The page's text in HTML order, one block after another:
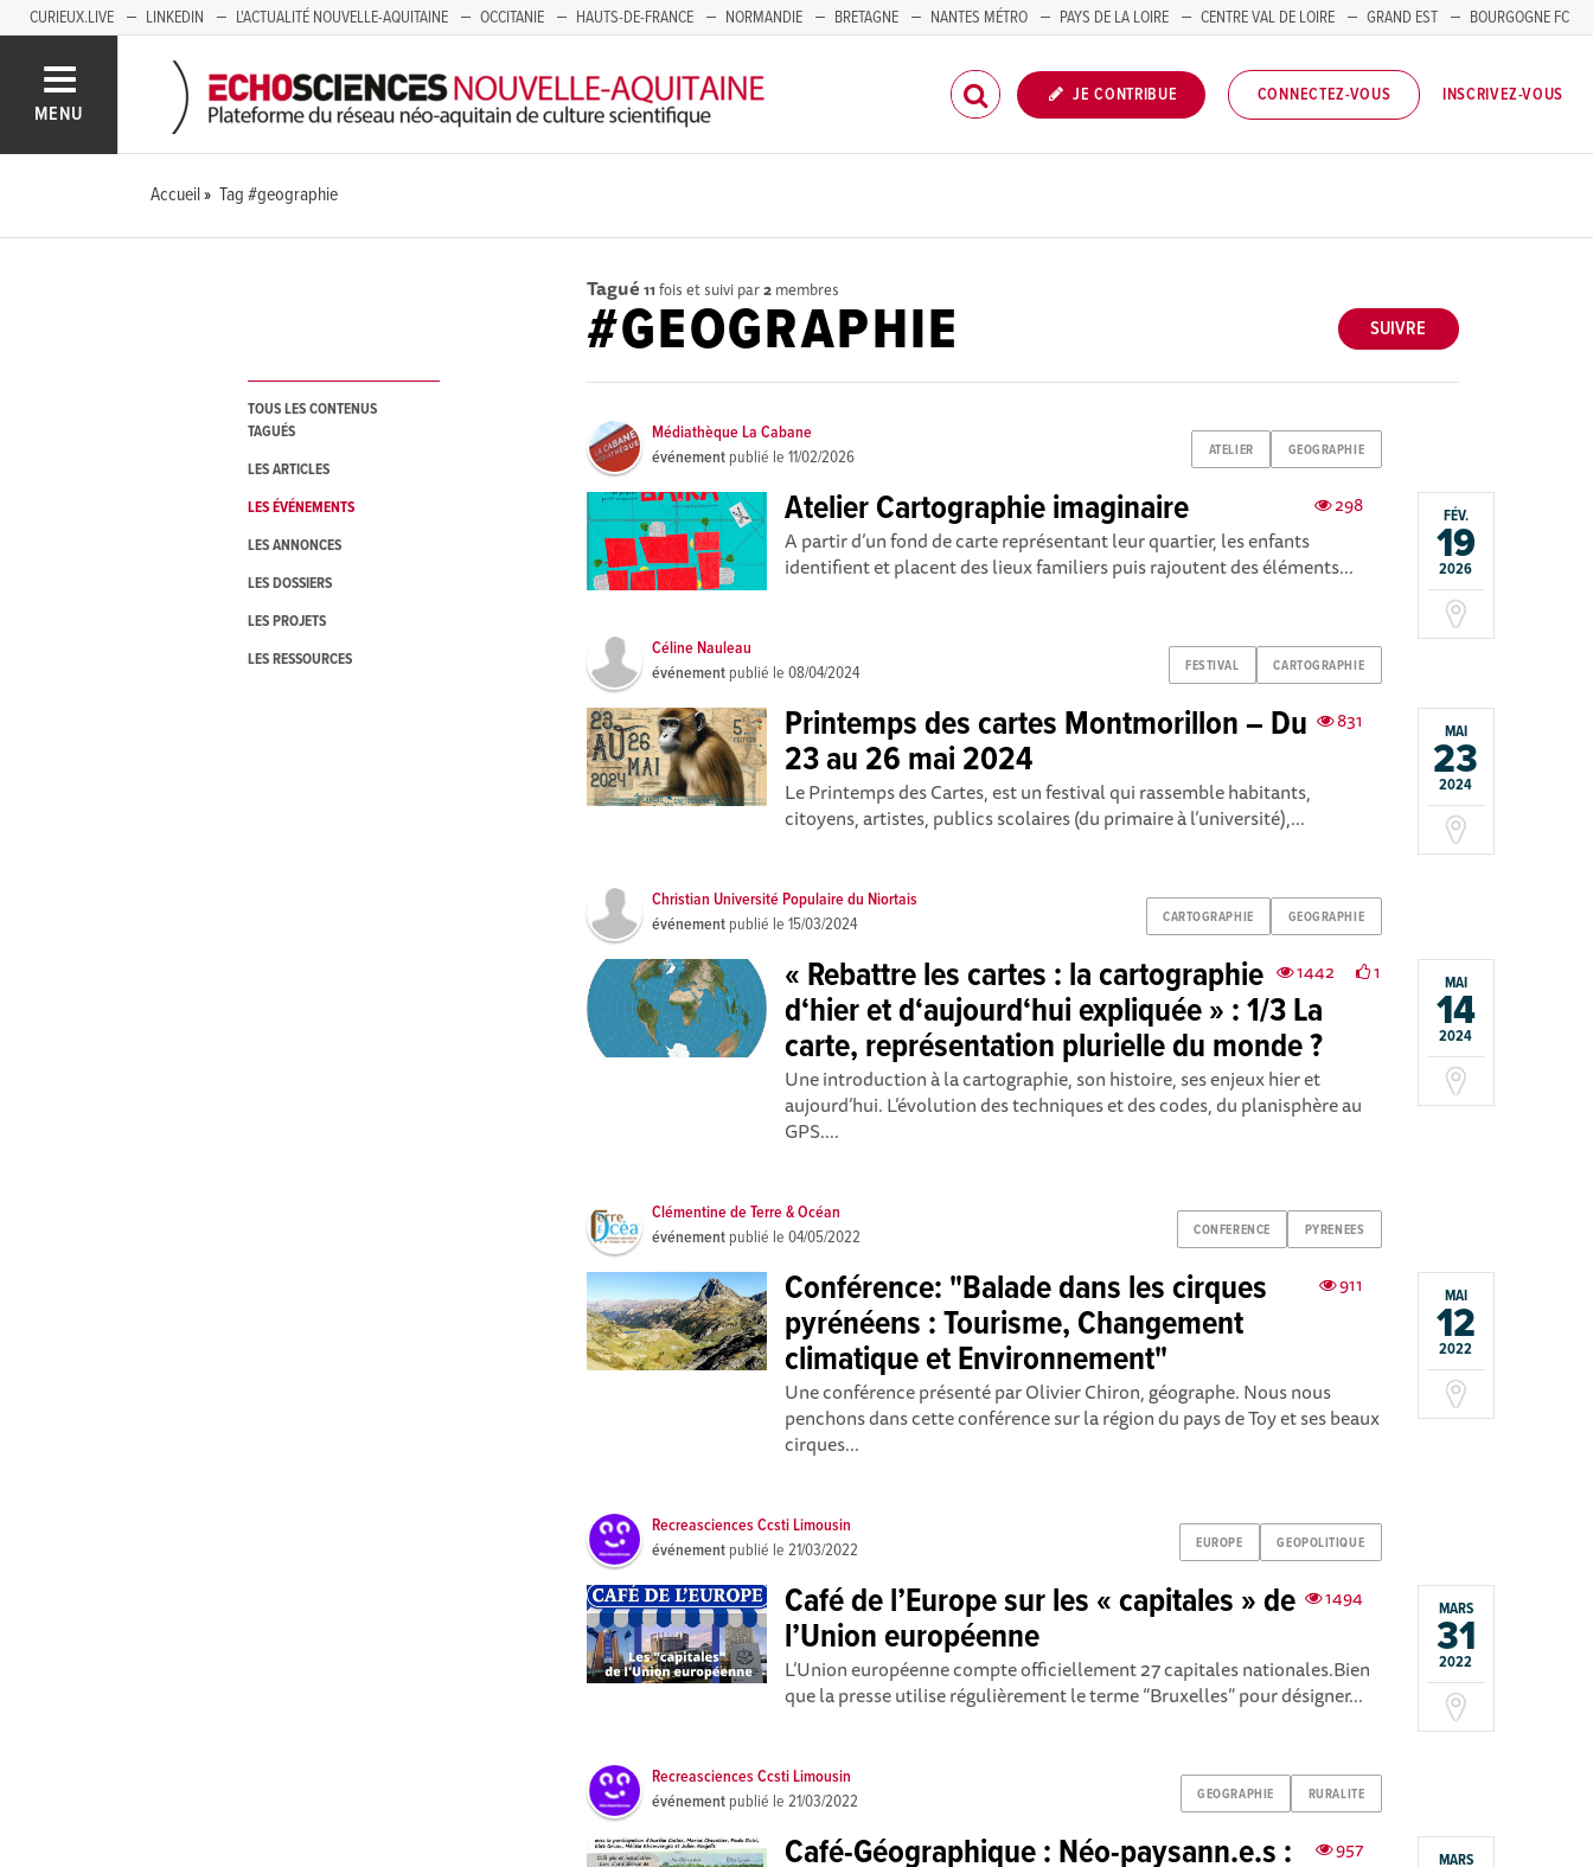
CURIEUX.LIVE LINKEDIN L'ACTUALITÉ NOUVELLE-AQUITAINE OCCITANIE HAUTS-DE-FRANCE NORMANDIE BRETAGNE NANTES MÉTRO PAYS DE LA LOIRE CENTRE VAL DE LOIRE GRAND EST
BOURGOGNE FC
MENU
JE CONTRIBUE CONNECTEZ-VOUS INSCRIVEZ-VOUS
Accueil Tag #geographie
TOUS LES CONTENUS
TAGUÉS
LES ARTICLES
LES ÉVÉNEMENTS
LES ANNONCES
LES DOSSIERS
LES PROJETS
LES RESSOURCES
Tagué 11 fois et suivi par2 membres
SUIVRE
#GEOGRAPHIE
ATELIER GEOGRAPHIE
Médiathèque La Cabane
événement publié le11/02/2026
FÉV.
19
2026
298
Atelier Cartographie imaginaire
A partir d’un fond de carte représentant leur quartier, les enfants
identifient et placent des lieux familiers puis rajoutent des éléments...
FESTIVAL CARTOGRAPHIE
Céline Nauleau
événement publié le08/04/2024
MAI
23
2024
831
Printemps des cartes Montmorillon – Du
23 au 26 mai 2024
Le Printemps des Cartes, est un festival qui rassemble habitants,
citoyens, artistes, publics scolaires (du primaire à l’université),...
CARTOGRAPHIE GEOGRAPHIE
Christian Université Populaire du Niortais
événement publié le15/03/2024
MAI
14
2024
1442 1
« Rebattre les cartes : la cartographie
d‘hier et d‘aujourd‘hui expliquée » : 1/3 La
carte, représentation plurielle du monde ?
Une introduction à la cartographie, son histoire, ses enjeux hier et
aujourd’hui. L’évolution des techniques et des codes, du planisphère au
GPS....
CONFERENCE PYRENEES
Clémentine de Terre & Océan
événement publié le04/05/2022
MAI
12
2022
911
Conférence: "Balade dans les cirques
pyrénéens : Tourisme, Changement
climatique et Environnement"
Une conférence présenté par Olivier Chiron, géographe. Nous nous
penchons dans cette conférence sur la région du pays de Toy et ses beaux
cirques...
EUROPE GEOPOLITIQUE
Recreasciences Ccsti Limousin
événement publié le21/03/2022
MARS
31
2022
1494
Café de l’Europe sur les « capitales » de
l’Union européenne
L’Union européenne compte officiellement 27 capitales nationales. Bien
que la presse utilise régulièrement le terme “Bruxelles” pour désigner...
GEOGRAPHIE RURALITE
Recreasciences Ccsti Limousin
événement publié le21/03/2022
MARS
957
Café-Géographique : Néo-paysann.e.s :